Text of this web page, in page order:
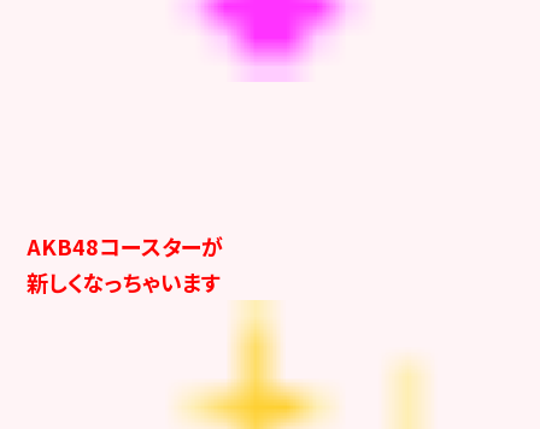
AKB48コースターが
新しくなっちゃいます